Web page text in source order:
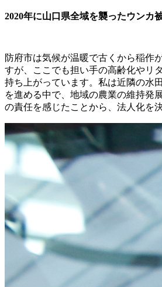
2020年に山口県全域を襲ったウンカ
防府市は気候が温暖で古くから稲作
すが、ここでも担い手の高齢化やリ
持ち上がっています。私は近隣の水
を進める中で、地域の農業の維持発
の責任を感じたことから、法人化を